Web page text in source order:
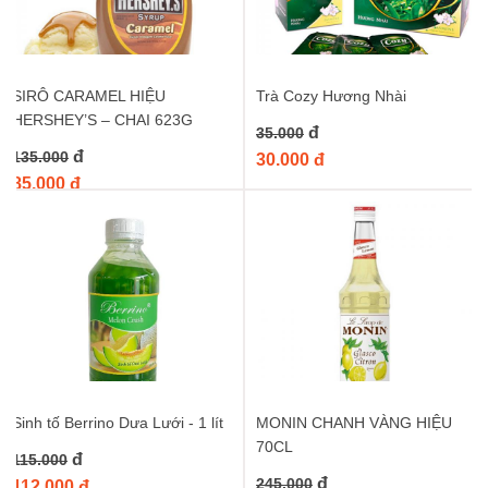
trái tắc Wings 3Kgvà bắt đầu hành trình sáng tạo không giới hạn
của bạn!
nước cốt tắc wings,siro trái tắc wings
SIRÔ CARAMEL HIỆU
HERSHEY’S – CHAI 623G
135.000 đ
85.000 đ
Trà Cozy Hương Nhài
35.000 đ
30.000 đ
Sinh tố Berrino Dưa Lưới - 1 lít
115.000 đ
MONIN CHANH VÀNG HIỆU
70CL
245.000 đ